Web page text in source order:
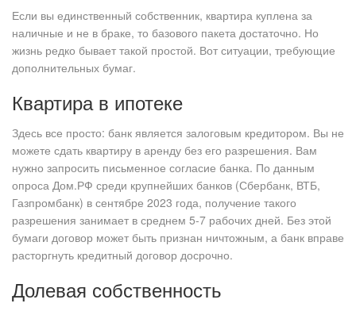
Если вы единственный собственник, квартира куплена за
наличные и не в браке, то базового пакета достаточно. Но
жизнь редко бывает такой простой. Вот ситуации, требующие
дополнительных бумаг.
Квартира в ипотеке
Здесь все просто: банк является залоговым кредитором. Вы не
можете сдать квартиру в аренду без его разрешения. Вам
нужно запросить письменное согласие банка. По данным
опроса Дом.РФ среди крупнейших банков (Сбербанк, ВТБ,
Газпромбанк) в сентябре 2023 года, получение такого
разрешения занимает в среднем 5-7 рабочих дней. Без этой
бумаги договор может быть признан ничтожным, а банк вправе
расторгнуть кредитный договор досрочно.
Долевая собственность